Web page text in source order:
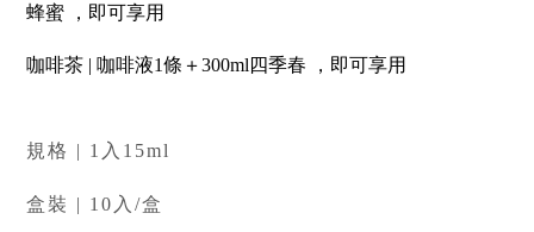
蜂蜜 ，即可享用
咖啡茶 | 咖啡液1條＋300ml四季春 ，即可享用
規格 | 1入15ml
盒裝 | 10入/盒